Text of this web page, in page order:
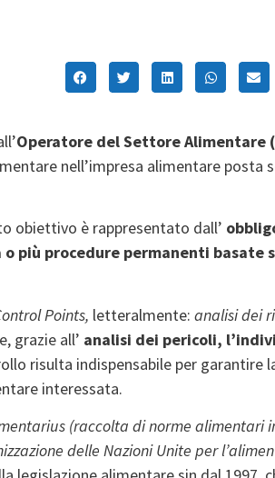
Operatore del Settore Alimentare
nell’impresa alimentare posta
obiettivo è rappresentato dall’
più procedure permanenti basate
Points, letteralmente: analisi dei
grazie all’ analisi dei pericoli,
risulta indispensabile per garantire
interessata.
(raccolta di norme alimentari
delle Nazioni Unite per